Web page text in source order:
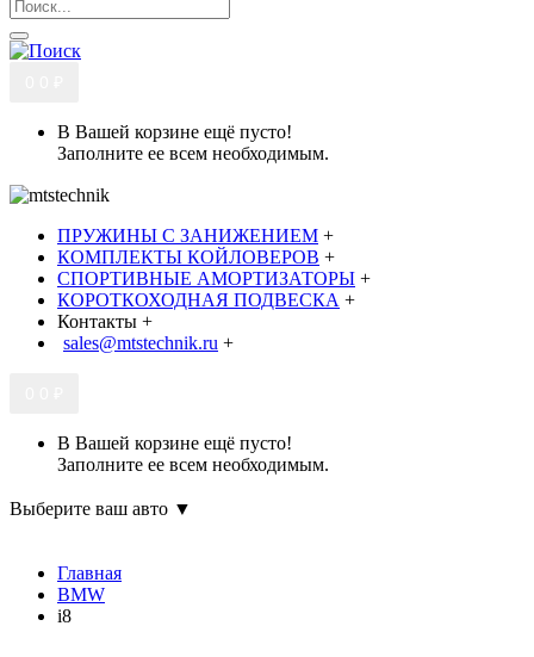
В Вашей корзине ещё пусто!
Заполните ее всем необходимым.
ПРУЖИНЫ С ЗАНИЖЕНИЕМ +
КОМПЛЕКТЫ КОЙЛОВЕРОВ +
СПОРТИВНЫЕ АМОРТИЗАТОРЫ +
КОРОТКОХОДНАЯ ПОДВЕСКА +
Контакты +
sales@mtstechnik.ru +
В Вашей корзине ещё пусто!
Заполните ее всем необходимым.
Выберите ваш авто ▼
Главная
BMW
i8